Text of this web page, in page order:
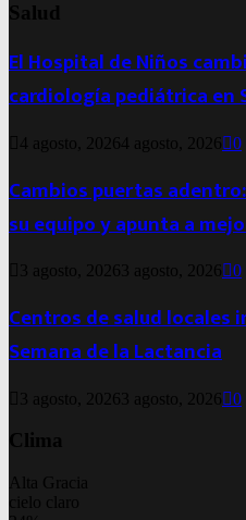
Salud
El Hospital de Niños
cardiología pediátrica en
4 agosto, 20264 agosto, 2026 0
Cambios puertas
su equipo y apunta a
3 agosto, 2026 3 agosto, 2026 0
Centros de salud locales
Semana de la Lactancia
3 agosto, 2026 3 agosto, 2026 0
Clima
Alta Gracia
cielo claro